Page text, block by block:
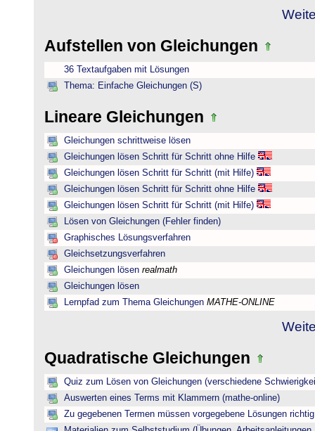
Aufstellen von Gleichungen
36 Textaufgaben mit Lösungen
Thema: Einfache Gleichungen (S)
Lineare Gleichungen
Gleichungen schrittweise lösen
Gleichungen lösen Schritt für Schritt ohne Hilfe
Gleichungen lösen Schritt für Schritt (mit Hilfe)
Gleichungen lösen Schritt für Schritt ohne Hilfe
Gleichungen lösen Schritt für Schritt (mit Hilfe)
Lösen von Gleichungen (Fehler finden)
Graphisches Lösungsverfahren
Gleichsetzungsverfahren
Gleichungen lösen realmath
Gleichungen lösen
Lernpfad zum Thema Gleichungen MATHE-ONLINE
Quadratische Gleichungen
Quiz zum Lösen von Gleichungen (verschiedene
Auswerten eines Terms mit Klammern (mathe-online)
Zu gegebenen Termen müssen vorgegebene Lösungen